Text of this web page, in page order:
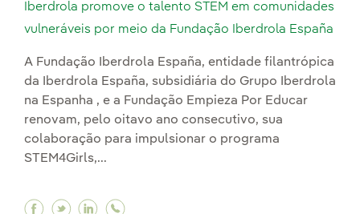
Iberdrola promove o talento STEM em comunidades
vulneráveis por meio da Fundação Iberdrola España
A Fundação Iberdrola España, entidade filantrópica
da Iberdrola España, subsidiária do Grupo Iberdrola
na Espanha , e a Fundação Empieza Por Educar
renovam, pelo oitavo ano consecutivo, sua
colaboração para impulsionar o programa
STEM4Girls,...
Facebook Iberdrola promove o talento STEM
Twitter Iberdrola promove o talento
Linkedin Iberdrola promove o talento